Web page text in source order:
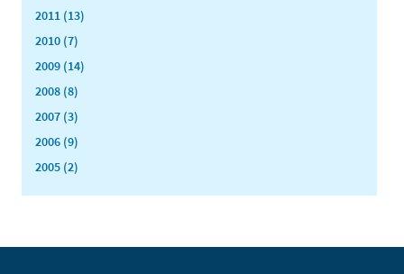
2011 (13)
2010 (7)
2009 (14)
2008 (8)
2007 (3)
2006 (9)
2005 (2)